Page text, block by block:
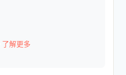
了解更多